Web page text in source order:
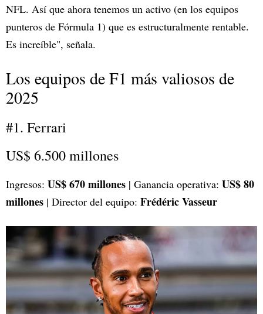
NFL. Así que ahora tenemos un activo (en los equipos
punteros de Fórmula 1) que es estructuralmente rentable.
Es increíble", señala.
Los equipos de F1 más valiosos de
2025
#1. Ferrari
US$ 6.500 millones
Ingresos: US$ 670 millones | Ganancia operativa: US$ 80
millones | Director del equipo: Frédéric Vasseur